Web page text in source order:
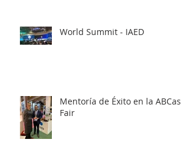
World Summit - IAED
Mentoría de Éxito en la ABCasa
Fair